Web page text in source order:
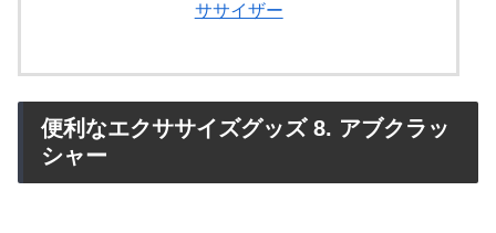
ササイザー
便利なエクササイズグッズ 8. アブクラッ
シャー